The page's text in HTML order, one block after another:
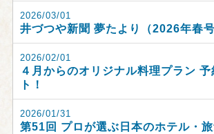
2026/03/01
井づつや新聞 夢たより（2026年春
2026/02/01
４月からのオリジナル料理プラン
ト！
2026/01/31
第51回 プロが選ぶ日本のホテル